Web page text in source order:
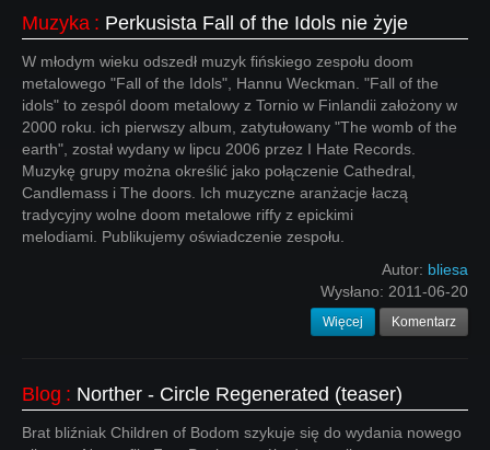
Muzyka : Perkusista Fall of the Idols nie żyje
W młodym wieku odszedł muzyk fińskiego zespołu doom
metalowego "Fall of the Idols", Hannu Weckman. "Fall of the
idols" to zespól doom metalowy z Tornio w Finlandii założony w
2000 roku. ich pierwszy album, zatytułowany "The womb of the
earth", został wydany w lipcu 2006 przez I Hate Records.
Muzykę grupy można określić jako połączenie Cathedral,
Candlemass i The doors. Ich muzyczne aranżacje łaczą
tradycyjny wolne doom metalowe riffy z epickimi
melodiami. Publikujemy oświadczenie zespołu.
Autor: bliesa
Wysłano: 2011-06-20
Więcej Komentarz
Blog : Norther - Circle Regenerated (teaser)
Brat bliźniak Children of Bodom szykuje się do wydania nowego